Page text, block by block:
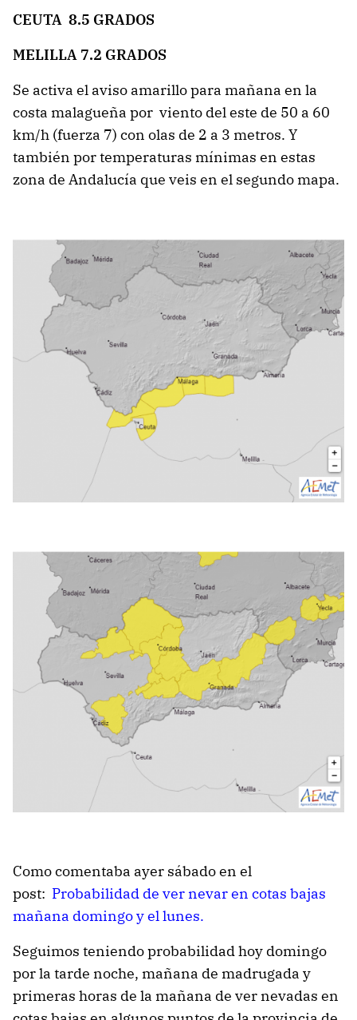
CEUTA 8.5 GRADOS
MELILLA 7.2 GRADOS
Se activa el aviso amarillo para mañana en la
costa malagueña por viento del este de 50 a 60
km/h (fuerza 7) con olas de 2 a 3 metros. Y
también por temperaturas mínimas en estas
zona de Andalucía que veis en el segundo mapa.
Como comentaba ayer sábado en el
post: Probabilidad de ver nevar en cotas bajas
mañana domingo y el lunes.
Seguimos teniendo probabilidad hoy domingo
por la tarde noche, mañana de madrugada y
primeras horas de la mañana de ver nevadas en